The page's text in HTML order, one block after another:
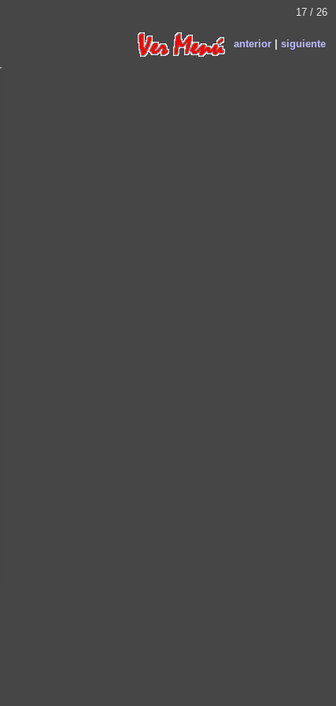
17 / 26
anterior | siguiente